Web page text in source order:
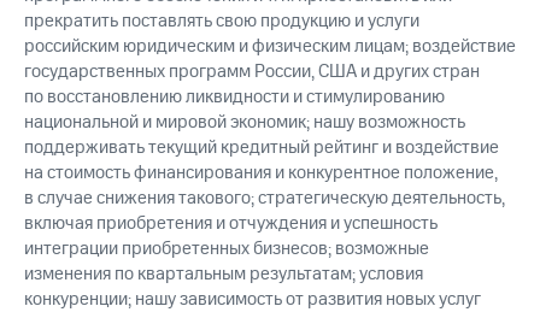
прекратить поставлять свою продукцию и услуги
российским юридическим и физическим лицам; воздействие
государственных программ России, США и других стран
по восстановлению ликвидности и стимулированию
национальной и мировой экономик; нашу возможность
поддерживать текущий кредитный рейтинг и воздействие
на стоимость финансирования и конкурентное положение,
в случае снижения такового; стратегическую деятельность,
включая приобретения и отчуждения и успешность
интеграции приобретенных бизнесов; возможные
изменения по квартальным результатам; условия
конкуренции; нашу зависимость от развития новых услуг